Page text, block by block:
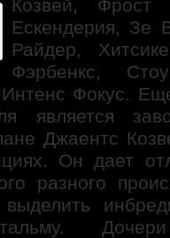
Козвей, Фрост
Ескендерия, Зе
Райдер,
Фэрбенкс,
Фокус.
является
Джаентс
Он дает
разного
выделить
Дочери